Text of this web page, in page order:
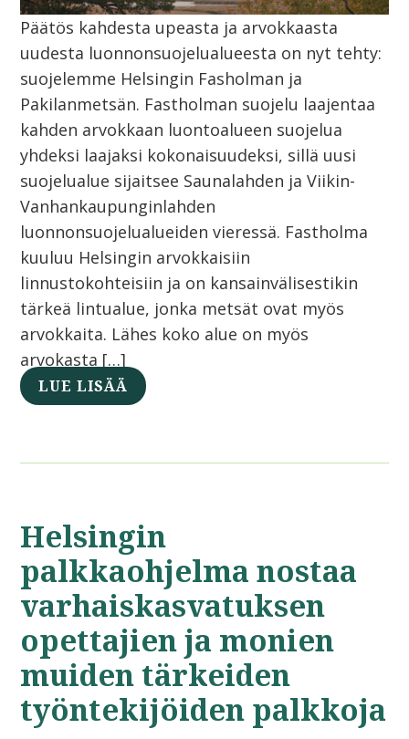
Päätös kahdesta upeasta ja arvokkaasta
uudesta luonnonsuojelualueesta on nyt tehty:
suojelemme Helsingin Fasholman ja
Pakilanmetsän. Fastholman suojelu laajentaa
kahden arvokkaan luontoalueen suojelua
yhdeksi laajaksi kokonaisuudeksi, sillä uusi
suojelualue sijaitsee Saunalahden ja Viikin-
Vanhankaupunginlahden
luonnonsuojelualueiden vieressä. Fastholma
kuuluu Helsingin arvokkaisiin
linnustokohteisiin ja on kansainvälisestikin
tärkeä lintualue, jonka metsät ovat myös
arvokkaita. Lähes koko alue on myös
arvokasta […]
LUE LISÄÄ
Helsingin
palkkaohjelma nostaa
varhaiskasvatuksen
opettajien ja monien
muiden tärkeiden
työntekijöiden palkkoja